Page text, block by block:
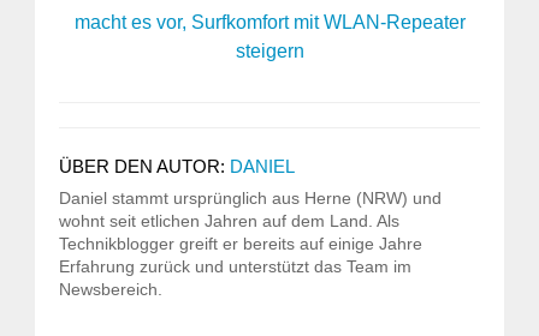
macht es vor, Surfkomfort mit WLAN-Repeater
steigern
ÜBER DEN AUTOR: DANIEL
Daniel stammt ursprünglich aus Herne (NRW) und
wohnt seit etlichen Jahren auf dem Land. Als
Technikblogger greift er bereits auf einige Jahre
Erfahrung zurück und unterstützt das Team im
Newsbereich.